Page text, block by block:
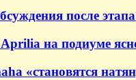
после
на подиуме
«становятся